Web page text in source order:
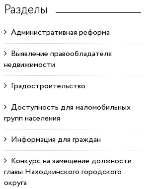
Разделы
Административная реформа
Выявление правообладателя
недвижимости
Градостроительство
Доступность для маломобильных
групп населения
Информация для граждан
Конкурс на замещение должности
главы Находкинского городского
округа